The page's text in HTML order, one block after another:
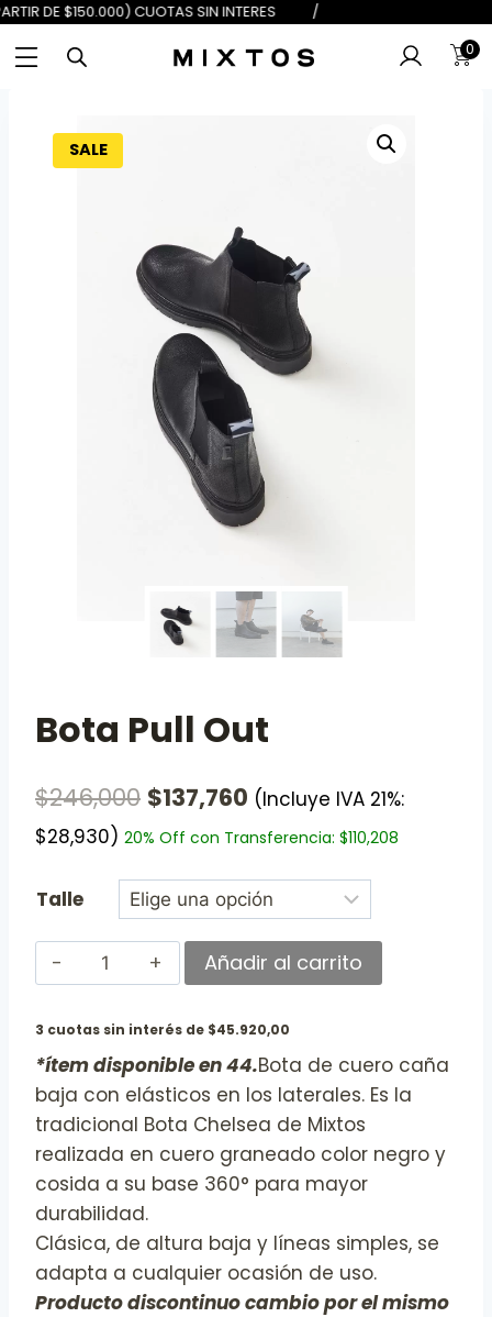
6 (A PARTIR DE
0
SALE
Bota Pull Out
$246,000 $137,760 (Incluye IVA 21%:
$28,930) 20% Off con Transferencia: $110,208
Talle
Añadir al carrito
3 cuotas sin interés de $45.920,00
*ítem disponible en 44.Bota de cuero caña
baja con elásticos en los laterales. Es la
tradicional Bota Chelsea de Mixtos
realizada en cuero graneado color negro y
cosida a su base 360° para mayor
durabilidad.
Clásica, de altura baja y líneas simples, se
adapta a cualquier ocasión de uso.
Producto discontinuo cambio por el mismo